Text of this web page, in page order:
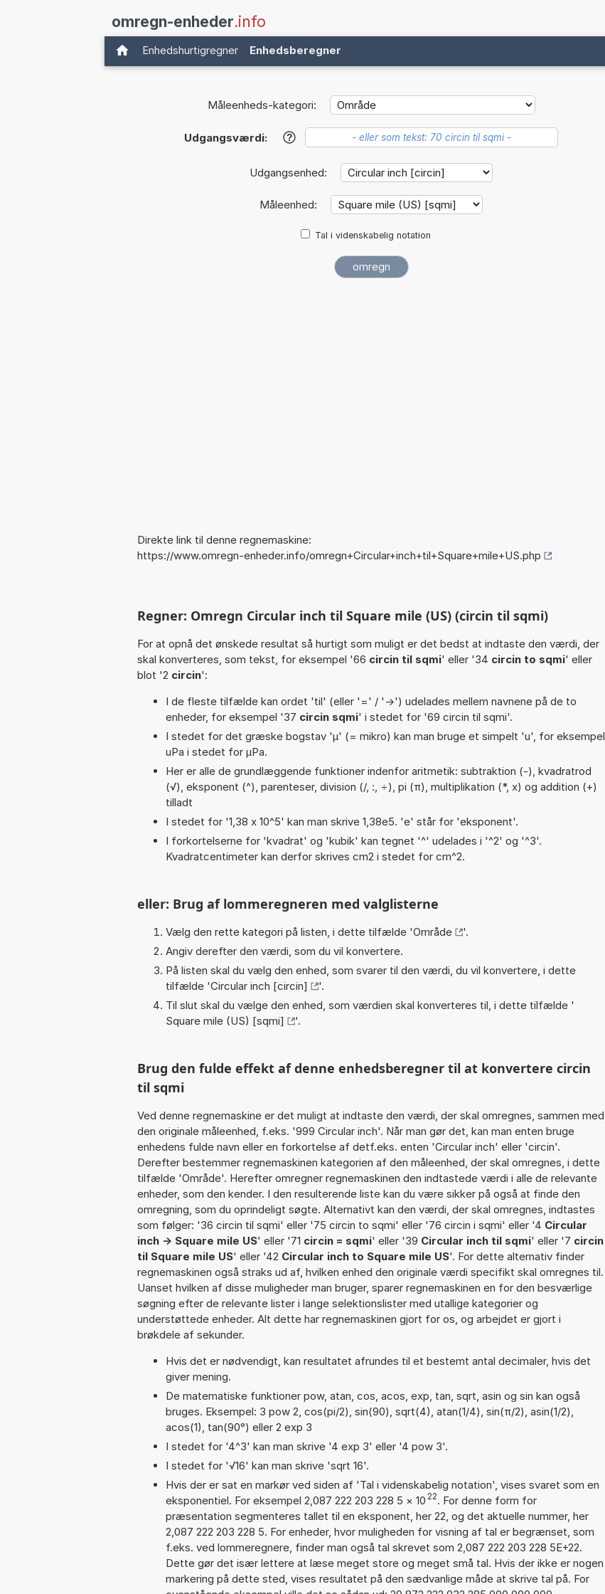
omregn-enheder.info
Enhedshurtigregner Enhedsberegner
Måleenheds-kategori:
Udgangsværdi: ?
Udgangsenhed:
Måleenhed:
Tal i videnskabelig notation
Direkte link til denne regnemaskine:
https://www.omregn-enheder.info/omregn+Circular+inch+til+Square+mile+US.php
Regner: Omregn Circular inch til Square mile (US) (circin til sqmi)
For at opnå det ønskede resultat så hurtigt som muligt er det bedst at indtaste den værdi, der
skal konverteres, som tekst, for eksempel '66 circin til sqmi' eller '34 circin to sqmi' eller
blot '2 circin':
I de fleste tilfælde kan ordet 'til' (eller '=' / '->') udelades mellem navnene på de to
enheder, for eksempel '37 circin sqmi' i stedet for '69 circin til sqmi'.
I stedet for det græske bogstav 'µ' (= mikro) kan man bruge et simpelt 'u', for eksempel
uPa i stedet for µPa.
Her er alle de grundlæggende funktioner indenfor aritmetik: subtraktion (-), kvadratrod
(√), eksponent (^), parenteser, division (/, :, ÷), pi (π), multiplikation (*, x) og addition (+)
tilladt
I stedet for '1,38 x 10^5' kan man skrive 1,38e5. 'e' står for 'eksponent'.
I forkortelserne for 'kvadrat' og 'kubik' kan tegnet '^' udelades i '^2' og '^3'.
Kvadratcentimeter kan derfor skrives cm2 i stedet for cm^2.
eller: Brug af lommeregneren med valglisterne
Vælg den rette kategori på listen, i dette tilfælde 'Område
'.
Angiv derefter den værdi, som du vil konvertere.
På listen skal du vælg den enhed, som svarer til den værdi, du vil konvertere, i dette
tilfælde 'Circular inch [circin]
'.
Til slut skal du vælge den enhed, som værdien skal konverteres til, i dette tilfælde '
Square mile (US) [sqmi]
'.
Brug den fulde effekt af denne enhedsberegner til at konvertere circin
til sqmi
Ved denne regnemaskine er det muligt at indtaste den værdi, der skal omregnes, sammen med
den originale måleenhed, f.eks. '999 Circular inch'. Når man gør det, kan man enten bruge
enhedens fulde navn eller en forkortelse af detf.eks. enten 'Circular inch' eller 'circin'.
Derefter bestemmer regnemaskinen kategorien af den måleenhed, der skal omregnes, i dette
tilfælde 'Område'. Herefter omregner regnemaskinen den indtastede værdi i alle de relevante
enheder, som den kender. I den resulterende liste kan du være sikker på også at finde den
omregning, som du oprindeligt søgte. Alternativt kan den værdi, der skal omregnes, indtastes
som følger: '36 circin til sqmi' eller '75 circin to sqmi' eller '76 circin i sqmi' eller '4 Circular
inch -> Square mile US' eller '71 circin = sqmi' eller '39 Circular inch til sqmi' eller '7 circin
til Square mile US' eller '42 Circular inch to Square mile US'. For dette alternativ finder
regnemaskinen også straks ud af, hvilken enhed den originale værdi specifikt skal omregnes til.
Uanset hvilken af disse muligheder man bruger, sparer regnemaskinen en for den besværlige
søgning efter de relevante lister i lange selektionslister med utallige kategorier og
understøttede enheder. Alt dette har regnemaskinen gjort for os, og arbejdet er gjort i
brøkdele af sekunder.
Hvis det er nødvendigt, kan resultatet afrundes til et bestemt antal decimaler, hvis det
giver mening.
De matematiske funktioner pow, atan, cos, acos, exp, tan, sqrt, asin og sin kan også
bruges. Eksempel: 3 pow 2, cos(pi/2), sin(90), sqrt(4), atan(1/4), sin(π/2), asin(1/2),
acos(1), tan(90°) eller 2 exp 3
I stedet for '4^3' kan man skrive '4 exp 3' eller '4 pow 3'.
I stedet for '√16' kan man skrive 'sqrt 16'.
Hvis der er sat en markør ved siden af 'Tal i videnskabelig notation', vises svaret som en
eksponentiel. For eksempel 2,087 222 203 228 5 × 10 22. For denne form for
præsentation segmenteres tallet til en eksponent, her 22, og det aktuelle nummer, her
2,087 222 203 228 5. For enheder, hvor muligheden for visning af tal er begrænset, som
f.eks. ved lommeregnere, finder man også tal skrevet som 2,087 222 203 228 5E+22.
Dette gør det især lettere at læse meget store og meget små tal. Hvis der ikke er nogen
markering på dette sted, vises resultatet på den sædvanlige måde at skrive tal på. For